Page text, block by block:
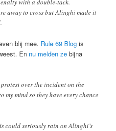
with a double-tack.
away to cross but Alinghi made it
blij mee. Rule 69 Blog is
En nu melden ze bijna
over the incident on the
my mind so they have every chance
could seriously rain on Alinghi’s